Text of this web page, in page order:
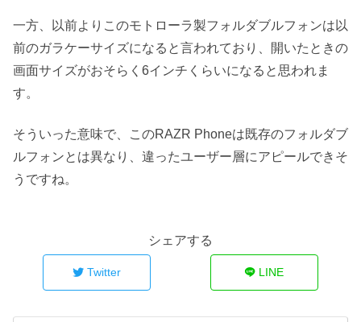
一方、以前よりこのモトローラ製フォルダブルフォンは以
前のガラケーサイズになると言われており、開いたときの
画面サイズがおそらく6インチくらいになると思われま
す。
そういった意味で、このRAZR Phoneは既存のフォルダブ
ルフォンとは異なり、違ったユーザー層にアピールできそ
うですね。
シェアする
Twitter LINE